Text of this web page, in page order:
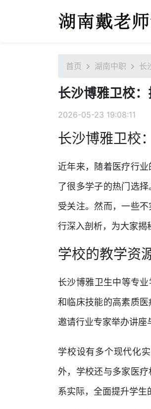
首页 湖南中职 长
长沙博雅卫校
2026-05-23 19:08:11
长沙博雅卫校
近年来，随着医疗行
了很多学子的热门选
受关注。然而，一些
行深入剖析，为大家揭
学校的教学资
长沙博雅卫生中等专
和临床技能的高素质
邀请行业专家举办讲座
学校设有多个现代化
外，学校还与多家医
系实际，全面提升学生